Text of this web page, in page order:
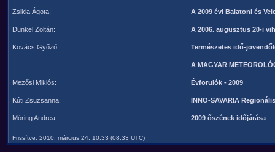
Zsikla Ágota: A 2009 évi Balatoni és
Dunkel Zoltán: A 2006. augusztus 20-i
Kovács Győző: Természetes idő-
A MAGYAR
Mezősi Miklós: Évforulók - 2009
Kúti Zsuzsanna: INNO-SAVARIA
Móring Andrea: 2009 őszének időjárása
Frissítve: 2010. március 24. 10:33 (08:33 UTC)